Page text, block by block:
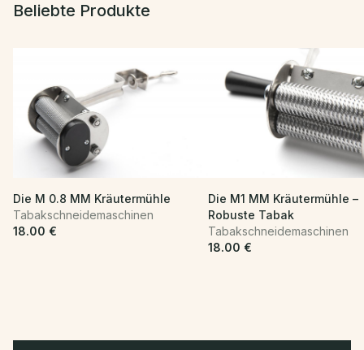
Beliebte Produkte
Die M 0.8 MM Kräutermühle
Tabakschneidemaschinen
18.00 €
Die M1 MM Kräutermühle –
Robuste Tabak
Tabakschneidemaschinen
18.00 €